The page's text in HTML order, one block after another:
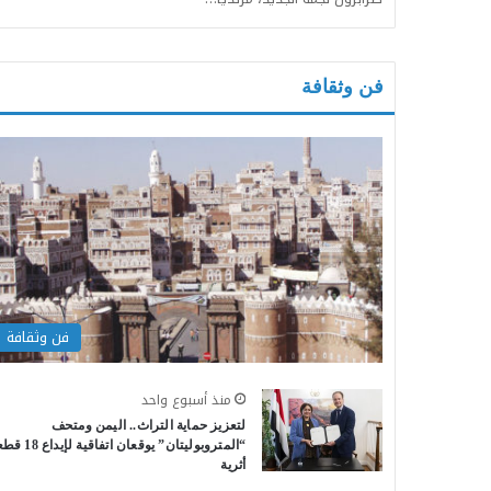
فن وثقافة
فن وثقافة
منذ أسبوع واحد
لتعزيز حماية التراث.. اليمن ومتحف
“المتروبوليتان” يوقعان
أثرية